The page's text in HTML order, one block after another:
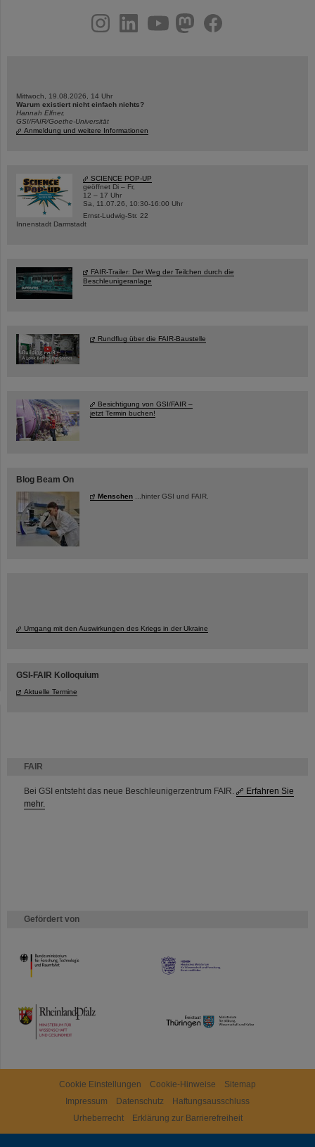
FAIR
Bei GSI entsteht das neue Beschleunigerzentrum FAIR.
Erfahren Sie
mehr.
Gefördert von
HMWK
TMWWDG
youtubehelmholtz.socialfacebook
Mittwoch, 19.08.2026, 14 Uhr
Warum existiert nicht einfach nichts?
Hannah Elfner,
GSI/FAIR/Goethe-Universität
Anmeldung und weitere Informationen
SCIENCE POP-UP
geöffnet Di – Fr,
12 – 17 Uhr
Sa, 11.07.26, 10:30-16:00 Uhr
Ernst-Ludwig-Str. 22
Innenstadt Darmstadt
FAIR-Trailer: Der Weg der Teilchen durch die
Beschleunigeranlage
Rundflug über die FAIR-Baustelle
Besichtigung von GSI/FAIR –
jetzt Termin buchen!
Blog Beam On
Menschen ...hinter GSI und FAIR.
Umgang mit den Auswirkungen des Kriegs in der Ukraine
GSI-FAIR Kolloquium
Aktuelle Termine
Cookie Einstellungen Cookie-Hinweise
Sitemap
Impressum
Datenschutz
Haftungsausschluss
Urheberrecht
Erklärung zur Barrierefreiheit